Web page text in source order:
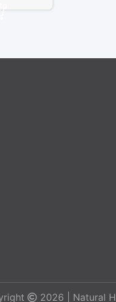
2026 | Natural